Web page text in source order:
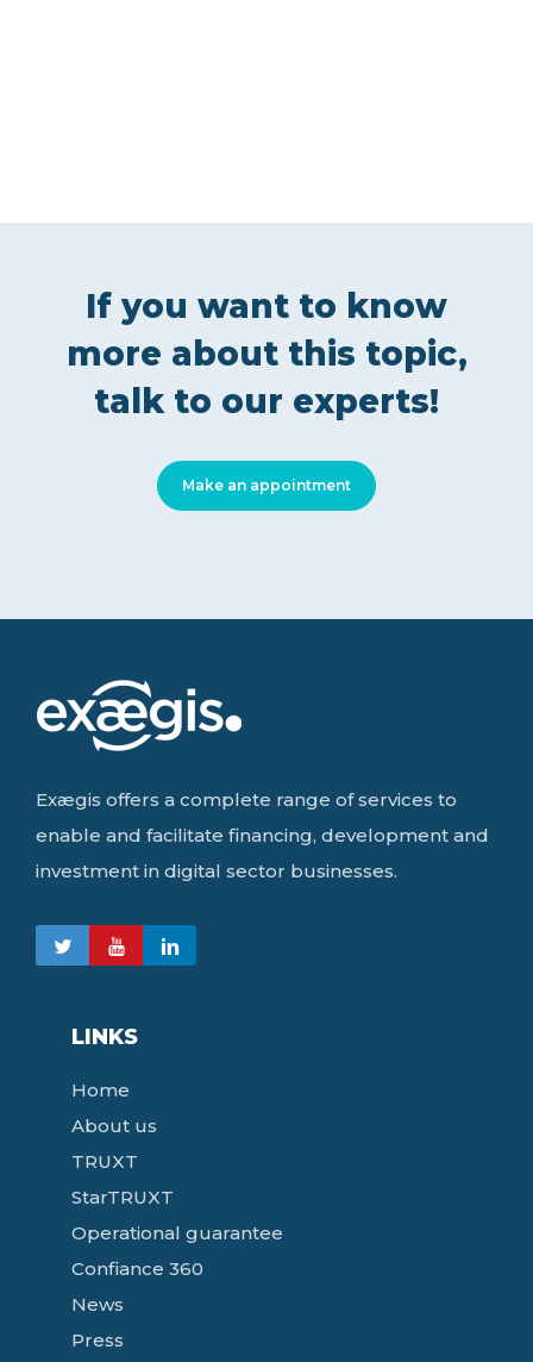
Make an appointment
If you want to know
more about this topic,
talk to our experts!
Exægis offers a complete range of services to
enable and facilitate financing, development and
investment in digital sector businesses.
LINKS
Home
About us
TRUXT
StarTRUXT
Operational guarantee
Confiance 360
News
Press